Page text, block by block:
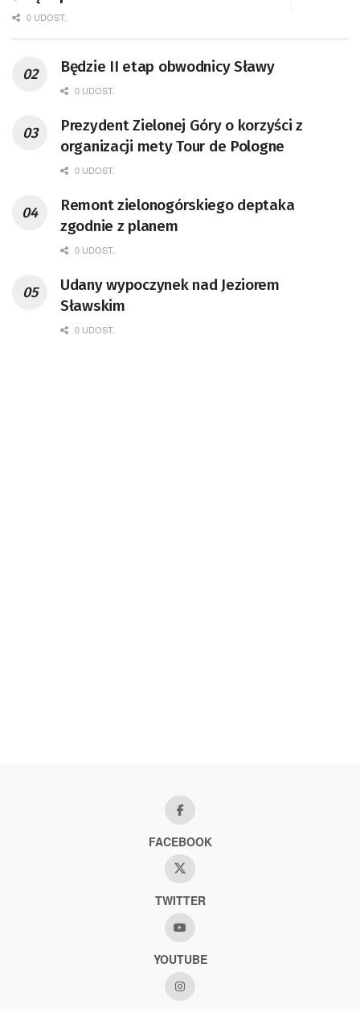
0 UDOST.
Będzie II etap obwodnicy Sławy
0 UDOST.
Prezydent Zielonej Góry o korzyści z
organizacji mety Tour de Pologne
0 UDOST.
Remont zielonogórskiego deptaka
zgodnie z planem
0 UDOST.
Udany wypoczynek nad Jeziorem
Sławskim
0 UDOST.
FACEBOOK
TWITTER
YOUTUBE